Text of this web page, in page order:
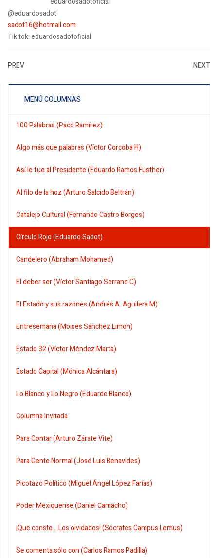
@eduardosadot
sadot16@hotmail.com
Tik tok: eduardosadotoficial
PREV NEXT
MENÚ COLUMNAS
100 Palabras (Paco Ramírez)
Algo más que palabras (Víctor Corcoba H)
Así le fue al Presidente (Eduardo Ramos Fusther)
Al filo de la hoz (Arturo Salcido Beltrán)
Catalejo Cultural (Fernando Castro Borges)
Círculo Rojo (Eduardo Sadot)
Candelero (Abraham Mohamed)
El deber ser (Víctor Santiago Serrano C)
El Estado y sus razones (Andrés A. Aguilera M)
Entresemana (Moisés Sánchez Limón)
Estado 32 (Víctor Méndez Marta)
Estado Capital (Mónica Alcántara)
Lo Blanco y Lo Negro (Eduardo Blanco)
Columna invitada
Para Contar (Arturo Zárate Vite)
Para Gente Normal (José Luis Benavides)
Picotazo Político (Miguel Ángel López Farías)
Poder Mexiquense (Daniel Camacho)
¡Que conste... Los olvidados! (Sócrates Campus Lemus)
Se comenta sólo con (Carlos Ramos Padilla)